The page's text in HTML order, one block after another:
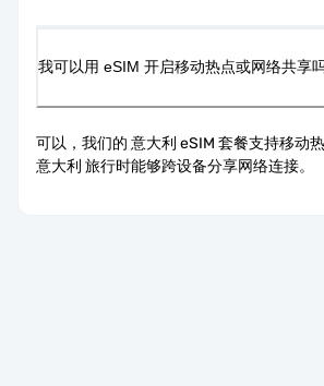
我可以用 eSIM 开启移动热点或网络共享
可以，我们的 意大利 eSIM 套餐支持移动
意大利 旅行时能够跨设备分享网络连接。